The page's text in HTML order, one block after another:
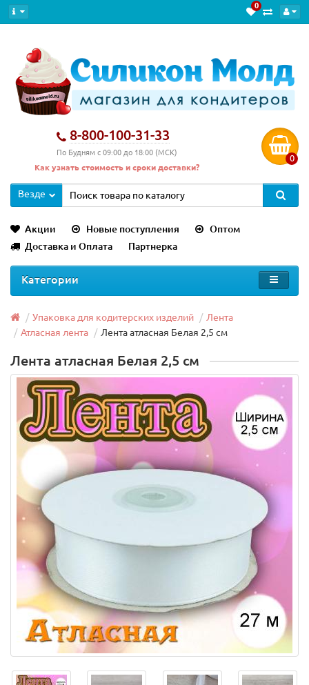
0
8-800-100-31-33
По Будням с 09:00 до 18:00 (МСК)
Как узнать стоимость и сроки доставки?
0
Везде
Акции Новые поступления
Оптом
Доставка и Оплата
Партнерка
Категории
Упаковка для кодитерских изделий
Лента
Атласная лента
Лента атласная Белая 2,5 см
Лента атласная Белая 2,5 см